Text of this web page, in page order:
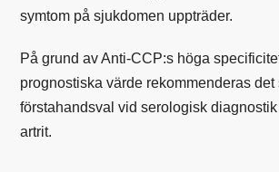
symtom på sjukdomen uppträder.
På grund av Anti-CCP:s höga
prognostiska värde rekommenderas det
förstahandsval vid serologisk
artrit.